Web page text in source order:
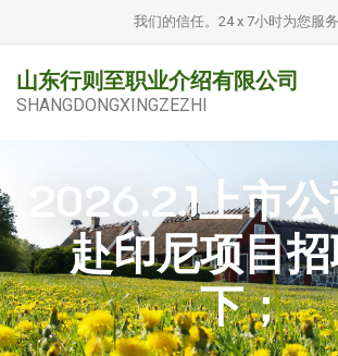
我们的信任。24 x 7小时为您服务
山东行则至职业介绍有限公司
SHANGDONGXINGZEZHI
2026.2.1上市
赴印尼项目
下；